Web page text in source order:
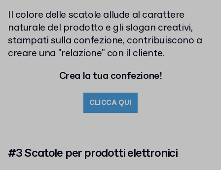
Il colore delle scatole allude al carattere
naturale del prodotto e gli slogan creativi,
stampati sulla confezione, contribuiscono a
creare una "relazione" con il cliente.
Crea la tua confezione!
CLICCA QUI
#3 Scatole per prodotti elettronici